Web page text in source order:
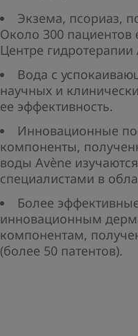
Экзема, псориаз,
Около 300 пациентов
Центре гидротерапии
Вода с
научных и
ее эффективность.​
Инновационные
компоненты,
воды Avène
специалистами в
Более
инновационным
компонентам,
(более 50 патентов).​